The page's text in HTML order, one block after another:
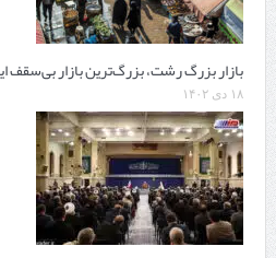
بازار بزرگ رشت، بزرگ‌ترین بازار بی‌سقف
۱۸ دی ۱۴۰۲